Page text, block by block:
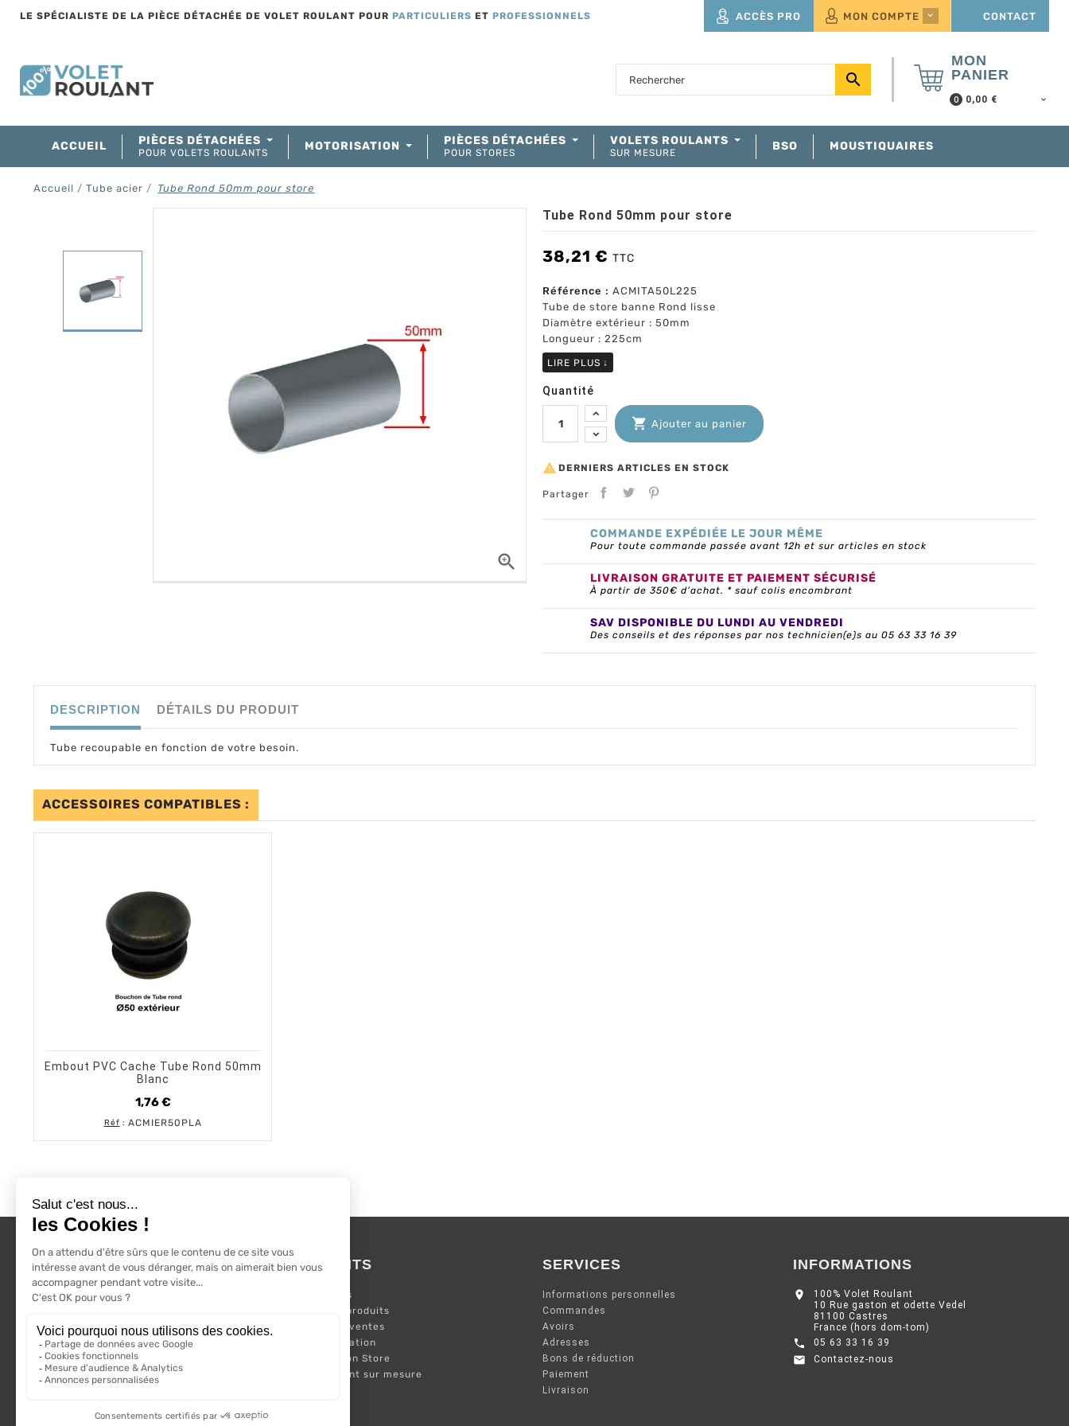
LE SPÉCIALISTE DE LA PIÈCE DÉTACHÉE DE VOLET ROULANT POUR PARTICULIERS ET PROFESSIONNELS ACCÈS PRO MON COMPTE  CONTACT

MON
PANIER
0 0,00 €
ACCUEIL PIÈCES DÉTACHÉES
POUR VOLETS ROULANTS MOTORISATION PIÈCES DÉTACHÉES
POUR STORES
VOLETS ROULANTS
SUR MESURE BSO MOUSTIQUAIRES
Accueil Tube acier Tube Rond 50mm pour store

Tube Rond 50mm pour store
38,21 € TTC
Référence : ACMITA50L225
Tube de store banne Rond lisse
Diamètre extérieur : 50mm
Longueur : 225cm
LIRE PLUS ↓
Quantité
 Ajouter au panier
 DERNIERS ARTICLES EN STOCK
Partager
COMMANDE EXPÉDIÉE LE JOUR MÊME
Pour toute commande passée avant 12h et sur articles en stock
LIVRAISON GRATUITE ET PAIEMENT SÉCURISÉ
À partir de 350€ d’achat. * sauf colis encombrant
SAV DISPONIBLE DU LUNDI AU VENDREDI
Des conseils et des réponses par nos technicien(e)s au 05 63 33 16 39
DESCRIPTION DÉTAILS DU PRODUIT
Tube recoupable en fonction de votre besoin.
ACCESSOIRES COMPATIBLES :
Embout PVC Cache Tube Rond 50mm
Blanc
1,76 €
Prix
Réf : ACMIER50PLA
L'ACTU 100%
VOLET ROULANT
Suivez-nous sur les réseaux sociaux.
PRODUITS
Promotions
Nouveaux produits
Meilleures ventes
Kit Motorisation
Motorisation Store
Volet roulant sur mesure
SERVICES
Informations personnelles
Commandes
Avoirs
Adresses
Bons de réduction
Paiement
Livraison
INFORMATIONS

100% Volet Roulant
10 Rue gaston et odette Vedel
81100 Castres
France (hors dom-tom)
 05 63 33 16 39
 Contactez-nous